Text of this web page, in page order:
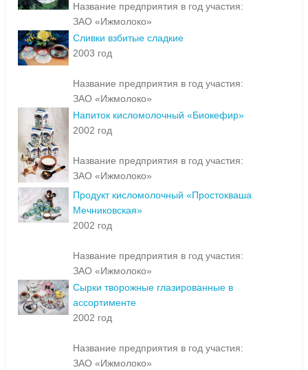
Название предприятия в год участия:
ЗАО «Ижмолоко»
Сливки взбитые сладкие
2003 год
Название предприятия в год участия:
ЗАО «Ижмолоко»
Напиток кисломолочный «Биокефир»
2002 год
Название предприятия в год участия:
ЗАО «Ижмолоко»
Продукт кисломолочный «Простокваша
Мечниковская»
2002 год
Название предприятия в год участия:
ЗАО «Ижмолоко»
Сырки творожные глазированные в
ассортименте
2002 год
Название предприятия в год участия:
ЗАО «Ижмолоко»